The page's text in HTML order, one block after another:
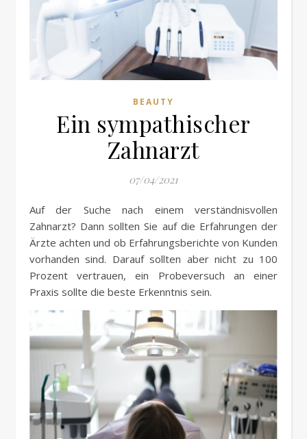
BEAUTY
Ein sympathischer
Zahnarzt
07/04/2021
Auf der Suche nach einem verständnisvollen
Zahnarzt? Dann sollten Sie auf die Erfahrungen der
Ärzte achten und ob Erfahrungsberichte von Kunden
vorhanden sind. Darauf sollten aber nicht zu 100
Prozent vertrauen, ein Probeversuch an einer
Praxis sollte die beste Erkenntnis sein.